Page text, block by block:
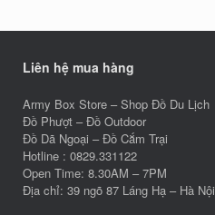
Liên hệ mua hàng
Army Box Store – Shop Đồ Du Lịch
Đồ Phượt – Đồ Outdoor
Đồ Dã Ngoại – Đồ Cắm Trại
Hotline : 0829.331122
Open Time: 8.30AM – 7PM
Địa chỉ: 39 ngõ 87 Láng Hạ – Hà Nội